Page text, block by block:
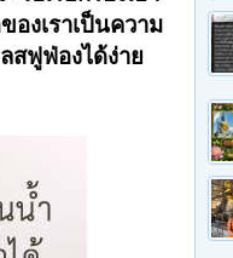
องเราเป็นความ
สฟูฟ่องได้ง่าย